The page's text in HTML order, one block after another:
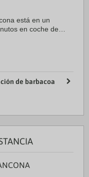
está en un
en coche de
se ...
de barbacoa